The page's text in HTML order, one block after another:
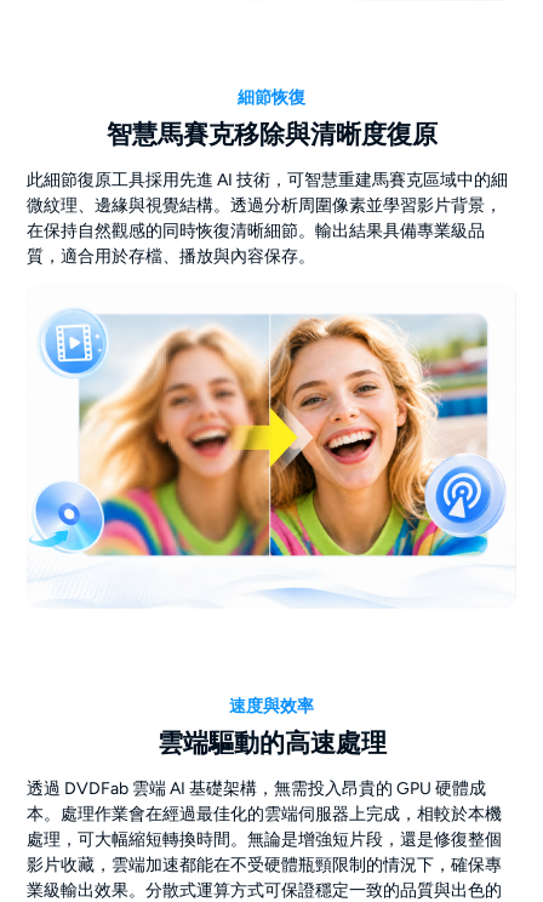
細節恢復
智慧馬賽克移除與清晰度復原
此細節復原工具採用先進 AI 技術，可智慧重建馬賽克區域中的細
微紋理、邊緣與視覺結構。透過分析周圍像素並學習影片背景，
在保持自然觀感的同時恢復清晰細節。輸出結果具備專業級品
質，適合用於存檔、播放與內容保存。
速度與效率
雲端驅動的高速處理
透過 DVDFab 雲端 AI 基礎架構，無需投入昂貴的 GPU 硬體成
本。處理作業會在經過最佳化的雲端伺服器上完成，相較於本機
處理，可大幅縮短轉換時間。無論是增強短片段，還是修復整個
影片收藏，雲端加速都能在不受硬體瓶頸限制的情況下，確保專
業級輸出效果。分散式運算方式可保證穩定一致的品質與出色的